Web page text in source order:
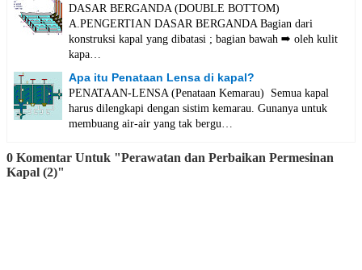
DASAR BERGANDA (DOUBLE BOTTOM)
A.PENGERTIAN DASAR BERGANDA Bagian dari
konstruksi kapal yang dibatasi ; bagian bawah ➡️ oleh kulit
kapa…
Apa itu Penataan Lensa di kapal?
PENATAAN-LENSA (Penataan Kemarau) Semua kapal
harus dilengkapi dengan sistim kemarau. Gunanya untuk
membuang air-air yang tak bergu…
0 Komentar Untuk "Perawatan dan Perbaikan Permesinan
Kapal (2)"